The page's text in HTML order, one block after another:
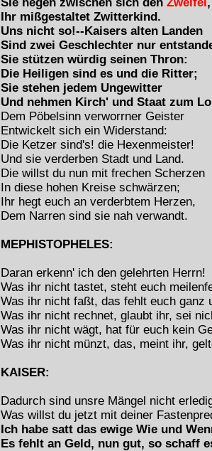
Ihr mißgestaltet Zwitterkind.
Uns nicht so!--Kaisers alten Landen
Sind zwei Geschlechter nur
Sie stützen würdig seinen Thron:
Die Heiligen sind es und die Ritter;
Sie stehen jedem Ungewitter
Und nehmen Kirch' und Staat zum
Dem Pöbelsinn verworrner Geister
Entwickelt sich ein Widerstand:
Die Ketzer sind's! die Hexenmeister!
Und sie verderben Stadt und Land.
Die willst du nun mit frechen Scherzen
In diese hohen Kreise schwärzen;
Ihr hegt euch an verderbtem Herzen,
Dem Narren sind sie nah verwandt.
MEPHISTOPHELES:
Daran erkenn' ich den gelehrten Herrn!
Was ihr nicht tastet, steht euch
Was ihr nicht faßt, das fehlt euch ganz
Was ihr nicht rechnet, glaubt ihr, sei
Was ihr nicht wägt, hat für euch kein
Was ihr nicht münzt, das, meint ihr,
KAISER:
Dadurch sind unsre Mängel nicht
Was willst du jetzt mit deiner
Ich habe satt das ewige Wie und
Es fehlt an Geld, nun gut, so schaff